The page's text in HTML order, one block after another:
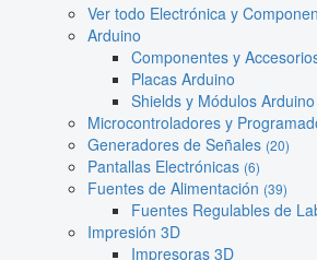
Ver todo Electrónica y
Arduino
Componentes y
Placas Arduino
Shields y Módulos Arduino
Microcontroladores y
Generadores de Señales (20)
Pantallas Electrónicas (6)
Fuentes de Alimentación (39)
Fuentes Regulables de
Impresión 3D
Impresoras 3D